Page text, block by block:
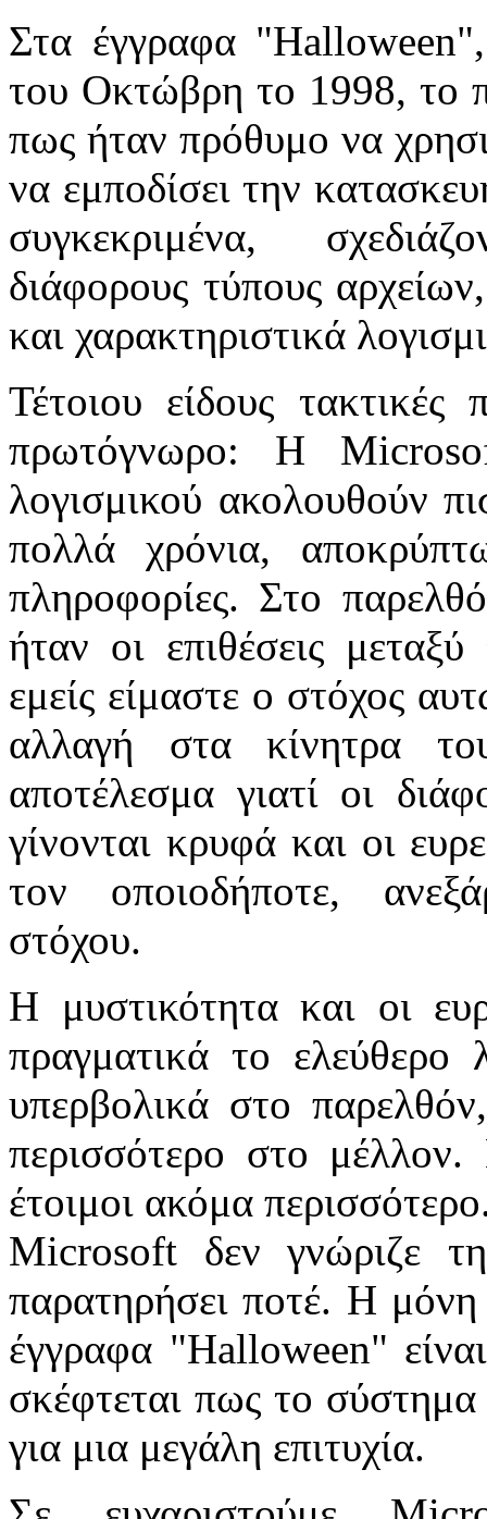
Στα έγγραφα
του Οκτώβρη το 1998, το
πως ήταν πρόθυμο να
να εμποδίσει την
συγκεκριμένα,
διάφορους τύπους
και χαρακτηριστικά
Τέτοιου είδους τακτικές
πρωτόγνωρο: Η
λογισμικού ακολουθούν
πολλά χρόνια,
πληροφορίες. Στο
ήταν οι επιθέσεις
εμείς είμαστε ο στόχος
αλλαγή στα κίνητρα
αποτέλεσμα γιατί οι
γίνονται κρυφά και οι
τον οποιοδήποτε,
στόχου.
Η μυστικότητα και οι
πραγματικά το ελεύθερο
υπερβολικά στο
περισσότερο στο
έτοιμοι ακόμα
Microsoft δεν γνώριζε
παρατηρήσει ποτέ. Η
έγγραφα "Halloween"
σκέφτεται πως το
για μια μεγάλη επιτυχία.